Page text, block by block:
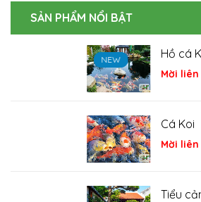
SẢN PHẨM NỔI BẬT
Hồ cá Koi
Mời liên hệ
Cá Koi
Mời liên hệ
Tiểu cảnh